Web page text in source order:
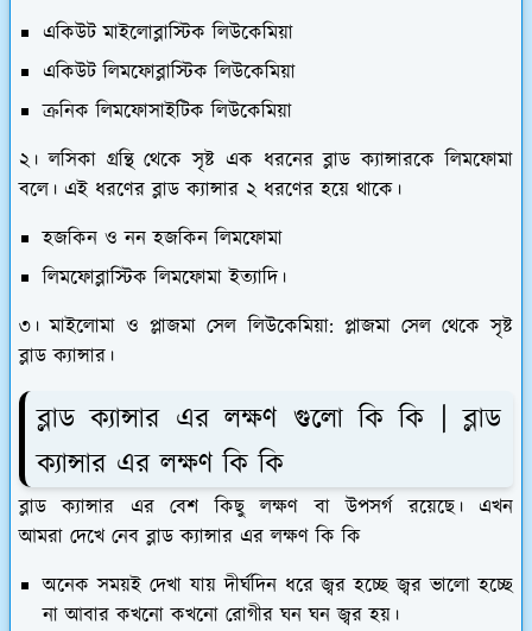
একিউট মাইলোব্লাস্টিক লিউকেমিয়া
একিউট লিমফোব্লাস্টিক লিউকেমিয়া
ক্রনিক লিমফোসাইটিক লিউকেমিয়া
২। লসিকা গ্রন্থি থেকে সৃষ্ট এক ধরনের ব্লাড ক্যান্সারকে লিমফোমা
বলে। এই ধরণের ব্লাড ক্যান্সার ২ ধরণের হয়ে থাকে।
হজকিন ও নন হজকিন লিমফোমা
লিমফোব্লাস্টিক লিমফোমা ইত্যাদি।
৩। মাইলোমা ও প্লাজমা সেল লিউকেমিয়া: প্লাজমা সেল থেকে সৃষ্ট
ব্লাড ক্যান্সার।
ব্লাড ক্যান্সার এর লক্ষণ গুলো কি কি | ব্লাড
ক্যান্সার এর লক্ষণ কি কি
ব্লাড ক্যান্সার এর বেশ কিছু লক্ষণ বা উপসর্গ রয়েছে। এখন
আমরা দেখে নেব ব্লাড ক্যান্সার এর লক্ষণ কি কি
অনেক সময়ই দেখা যায় দীর্ঘদিন ধরে জ্বর হচ্ছে জ্বর ভালো হচ্ছে
না আবার কখনো কখনো রোগীর ঘন ঘন জ্বর হয়।